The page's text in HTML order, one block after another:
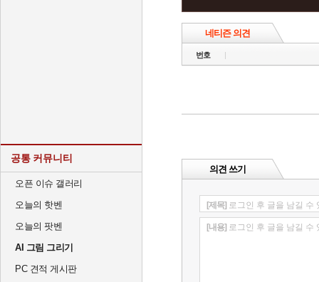
공통 커뮤니티
오픈 이슈 갤러리
오늘의 핫벤
오늘의 팟벤
AI 그림 그리기
PC 견적 게시판
네티즌 의견
번호
의견 쓰기
[제목] 로그인 후 글을 남길 수
[내용] 로그인 후 글을 남길 수